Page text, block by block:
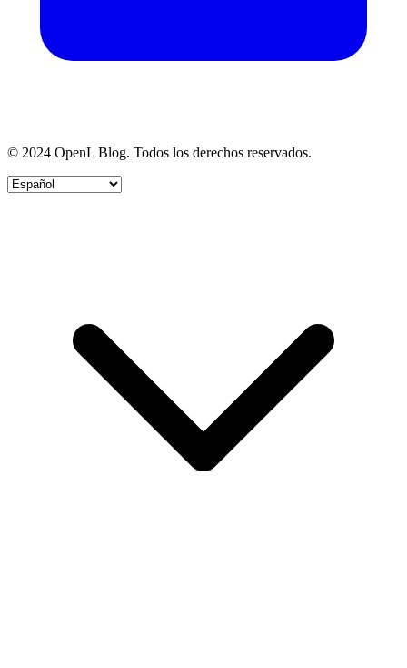
© 2024 OpenL Blog. Todos los derechos reservados.